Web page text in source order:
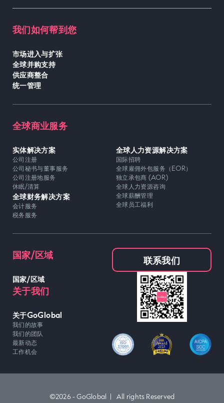
我们如何帮到您
市场进入与扩张
全球并购支持
供应商整合
统一管理
全球商业服务
实体解决方案
公司注册
公司秘书与董事服务
公司注册地服务
休眠/清算
全球财务解决方案
会计服务
税务服务
全球人力资源解决方案
国际招聘
全球雇佣外包服务（EOR）
独立承包商 (AOR)
全球人力资源咨询
全球薪酬管理
全球员工福利
国家/区域
国家/区域
关于我们
关于GoGlobal
我们的故事
我们的团队
最新动态
工作机会
联系我们
©2026 - GoGlobal | All rights Reserved